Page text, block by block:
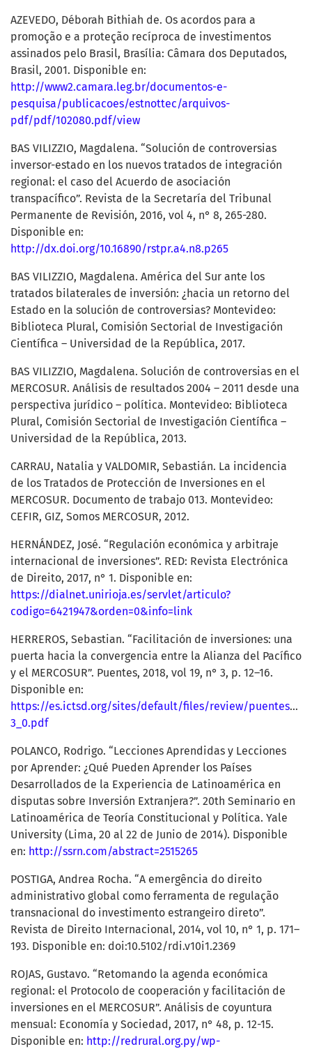
AZEVEDO, Déborah Bithiah de. Os acordos para a
promoção e a proteção recíproca de investimentos
assinados pelo Brasil, Brasília: Câmara dos Deputados,
Brasil, 2001. Disponible en:
http://www2.camara.leg.br/documentos-e-
pesquisa/publicacoes/estnottec/arquivos-
pdf/pdf/102080.pdf/view
BAS VILIZZIO, Magdalena. “Solución de controversias
inversor-estado en los nuevos tratados de integración
regional: el caso del Acuerdo de asociación
transpacífico”. Revista de la Secretaría del Tribunal
Permanente de Revisión, 2016, vol 4, n° 8, 265-280.
Disponible en:
http://dx.doi.org/10.16890/rstpr.a4.n8.p265
BAS VILIZZIO, Magdalena. América del Sur ante los
tratados bilaterales de inversión: ¿hacia un retorno del
Estado en la solución de controversias? Montevideo:
Biblioteca Plural, Comisión Sectorial de Investigación
Científica – Universidad de la República, 2017.
BAS VILIZZIO, Magdalena. Solución de controversias en el
MERCOSUR. Análisis de resultados 2004 – 2011 desde una
perspectiva jurídico – política. Montevideo: Biblioteca
Plural, Comisión Sectorial de Investigación Científica –
Universidad de la República, 2013.
CARRAU, Natalia y VALDOMIR, Sebastián. La incidencia
de los Tratados de Protección de Inversiones en el
MERCOSUR. Documento de trabajo 013. Montevideo:
CEFIR, GIZ, Somos MERCOSUR, 2012.
HERNÁNDEZ, José. “Regulación económica y arbitraje
internacional de inversiones”. RED: Revista Electrónica
de Direito, 2017, n° 1. Disponible en:
https://dialnet.unirioja.es/servlet/articulo?
codigo=6421947&orden=0&info=link
HERREROS, Sebastian. “Facilitación de inversiones: una
puerta hacia la convergencia entre la Alianza del Pacífico
y el MERCOSUR”. Puentes, 2018, vol 19, n° 3, p. 12–16.
Disponible en:
https://es.ictsd.org/sites/default/files/review/puentes19-
3_0.pdf
POLANCO, Rodrigo. “Lecciones Aprendidas y Lecciones
por Aprender: ¿Qué Pueden Aprender los Países
Desarrollados de la Experiencia de Latinoamérica en
disputas sobre Inversión Extranjera?”. 20th Seminario en
Latinoamérica de Teoría Constitucional y Política. Yale
University (Lima, 20 al 22 de Junio de 2014). Disponible
en: http://ssrn.com/abstract=2515265
POSTIGA, Andrea Rocha. “A emergência do direito
administrativo global como ferramenta de regulação
transnacional do investimento estrangeiro direto”.
Revista de Direito Internacional, 2014, vol 10, n° 1, p. 171–
193. Disponible en: doi:10.5102/rdi.v10i1.2369
ROJAS, Gustavo. “Retomando la agenda económica
regional: el Protocolo de cooperación y facilitación de
inversiones en el MERCOSUR”. Análisis de coyuntura
mensual: Economía y Sociedad, 2017, n° 48, p. 12-15.
Disponible en: http://redrural.org.py/wp-